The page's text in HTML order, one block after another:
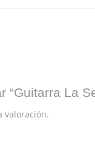
“Guitarra La
valoración.